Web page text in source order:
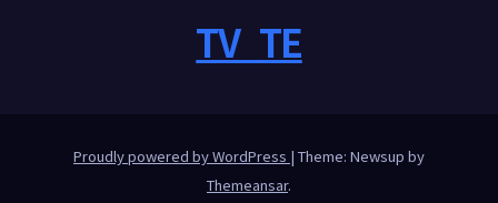
TV_TE
Proudly powered by WordPress | Theme: Newsup by
Themeansar.